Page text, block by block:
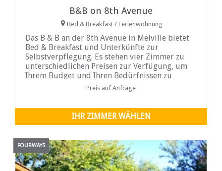
B&B on 8th Avenue
Bed & Breakfast / Ferienwohnung
Das B & B an der 8th Avenue in Melville bietet
Bed & Breakfast und Unterkünfte zur
Selbstverpflegung. Es stehen vier Zimmer zu
unterschiedlichen Preisen zur Verfügung, um
Ihrem Budget und Ihren Bedürfnissen zu
Preis auf Anfrage
IHR ZIMMER WÄHLEN
FOURWAYS